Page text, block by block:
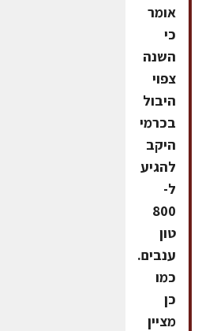
אומר
כי
השנה
צפוי
היבול
בכרמי
היקב
להגיע
ל-
800
טון
ענבים.
כמו
כן
מציין